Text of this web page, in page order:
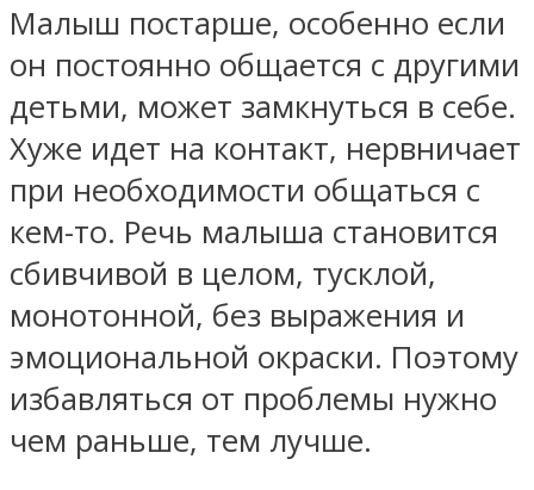
Малыш постарше, особенно если
он постоянно общается с другими
детьми, может замкнуться в себе.
Хуже идет на контакт, нервничает
при необходимости общаться с
кем-то. Речь малыша становится
сбивчивой в целом, тусклой,
монотонной, без выражения и
эмоциональной окраски. Поэтому
избавляться от проблемы нужно
чем раньше, тем лучше.